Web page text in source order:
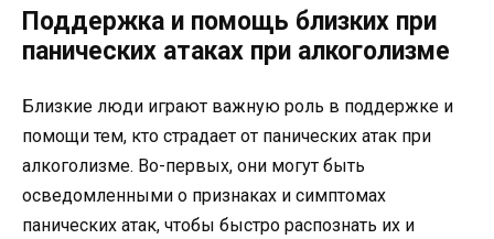
Поддержка и помощь близких при
панических атаках при алкоголизме
Близкие люди играют важную роль в поддержке и
помощи тем, кто страдает от панических атак при
алкоголизме. Во-первых, они могут быть
осведомленными о признаках и симптомах
панических атак, чтобы быстро распознать их и